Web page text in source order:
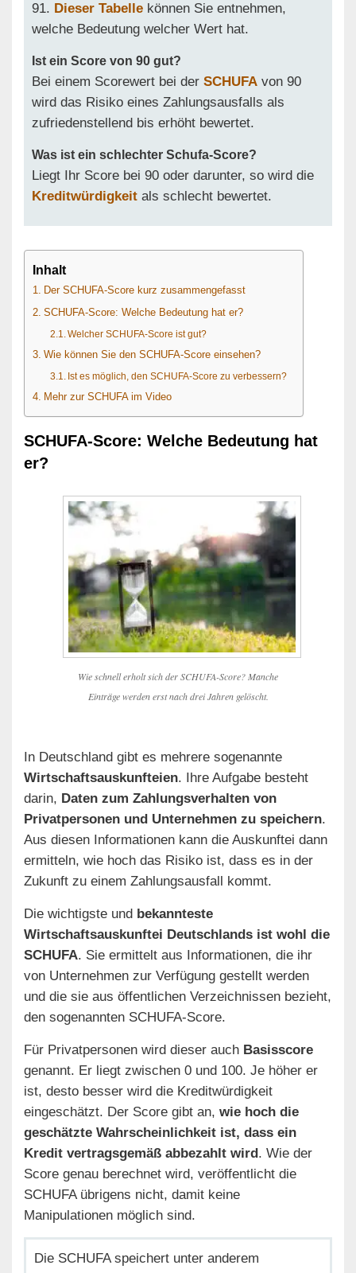
91. Dieser Tabelle können Sie entnehmen,
welche Bedeutung welcher Wert hat.
Ist ein Score von 90 gut?
Bei einem Scorewert bei der SCHUFA von 90
wird das Risiko eines Zahlungsausfalls als
zufriedenstellend bis erhöht bewertet.
Was ist ein schlechter Schufa-Score?
Liegt Ihr Score bei 90 oder darunter, so wird die
Kreditwürdigkeit als schlecht bewertet.
Inhalt
Der SCHUFA-Score kurz zusammengefasst
SCHUFA-Score: Welche Bedeutung hat er?
Welcher SCHUFA-Score ist gut?
Wie können Sie den SCHUFA-Score einsehen?
Ist es möglich, den SCHUFA-Score zu verbessern?
Mehr zur SCHUFA im Video
SCHUFA-Score: Welche Bedeutung hat
er?
Wie schnell erholt sich der SCHUFA-Score? Manche
Einträge werden erst nach drei Jahren gelöscht.
In Deutschland gibt es mehrere sogenannte
Wirtschaftsauskunfteien. Ihre Aufgabe besteht
darin, Daten zum Zahlungsverhalten von
Privatpersonen und Unternehmen zu speichern.
Aus diesen Informationen kann die Auskunftei dann
ermitteln, wie hoch das Risiko ist, dass es in der
Zukunft zu einem Zahlungsausfall kommt.
Die wichtigste und bekannteste
Wirtschaftsauskunftei Deutschlands ist wohl die
SCHUFA. Sie ermittelt aus Informationen, die ihr
von Unternehmen zur Verfügung gestellt werden
und die sie aus öffentlichen Verzeichnissen bezieht,
den sogenannten SCHUFA-Score.
Für Privatpersonen wird dieser auch Basisscore
genannt. Er liegt zwischen 0 und 100. Je höher er
ist, desto besser wird die Kreditwürdigkeit
eingeschätzt. Der Score gibt an, wie hoch die
geschätzte Wahrscheinlichkeit ist, dass ein
Kredit vertragsgemäß abbezahlt wird. Wie der
Score genau berechnet wird, veröffentlicht die
SCHUFA übrigens nicht, damit keine
Manipulationen möglich sind.
Die SCHUFA speichert unter anderem